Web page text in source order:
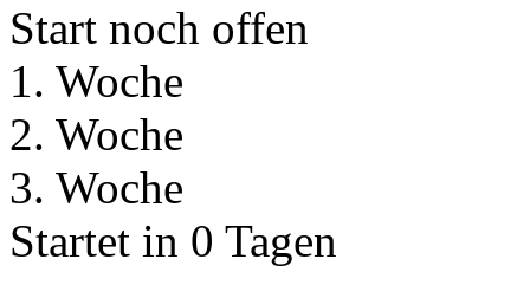
Start noch offen
1. Woche
2. Woche
3. Woche
Startet in 0 Tagen